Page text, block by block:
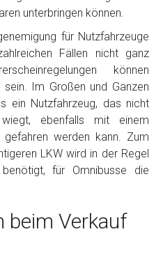
unterbringen können.
für Nutzfahrzeuge
Fällen nicht ganz
können
Im Großen und Ganzen
ein Nutzfahrzeug, das nicht
ebenfalls mit einem
werden kann. Zum
LKW wird in der Regel
für Omnibusse die
beim Verkauf